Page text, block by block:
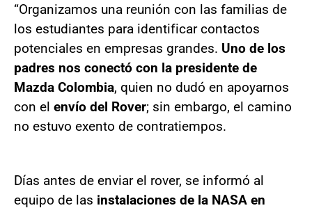
“Organizamos una reunión con las familias de
los estudiantes para identificar contactos
potenciales en empresas grandes. Uno de los
padres nos conectó con la presidente de
Mazda Colombia, quien no dudó en apoyarnos
con el envío del Rover; sin embargo, el camino
no estuvo exento de contratiempos.
Días antes de enviar el rover, se informó al
equipo de las instalaciones de la NASA en